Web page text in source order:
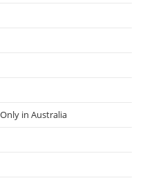
in Australia